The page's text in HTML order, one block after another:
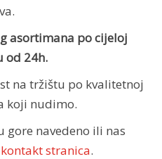
asortimana po cijeloj
od 24h.
na tržištu po kvalitetnoj
koji nudimo.
gore navedeno ili nas
kontakt stranica.